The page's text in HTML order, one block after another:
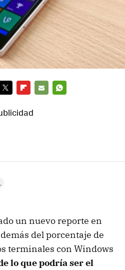
un nuevo reporte en
del porcentaje de
terminales con Windows
lo que podría ser el